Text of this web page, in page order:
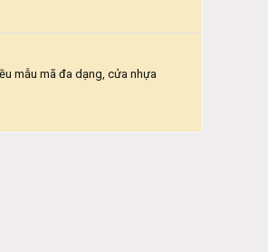
mẫu mã đa dạng, cửa nhựa